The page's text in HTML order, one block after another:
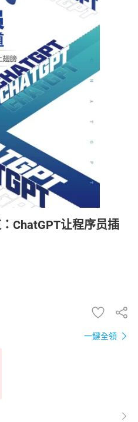
親子玩具
化妝保養
ChatGPT让程序员插
一鍵全領